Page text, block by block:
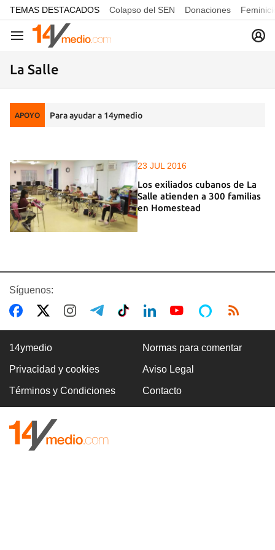
common.go-to-content
TEMAS DESTACADOS Colapso del SEN Donaciones
Navegación
La Salle
APOYO Para ayudar a 14ymedio
23 JUL 2016
Los exiliados cubanos de La
Salle atienden a 300 familias
en Homestead
Síguenos:
14ymedio Normas para comentar
Privacidad y cookies Aviso Legal
Términos y Condiciones Contacto